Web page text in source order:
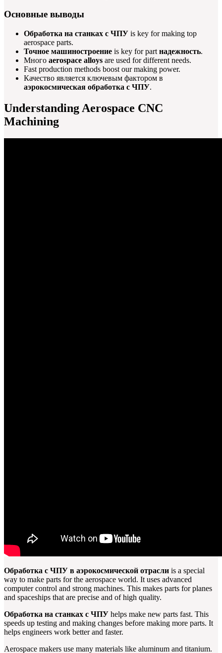
Основные выводы
Обработка на станках с ЧПУ is key for making top
aerospace parts.
Точное машиностроение is key for part надежность.
Много aerospace alloys are used for different needs.
Fast production methods boost our making power.
Качество является ключевым фактором в
аэрокосмическая обработка с ЧПУ.
Understanding Aerospace CNC
Machining
Обработка с ЧПУ в аэрокосмической отрасли is a special
way to make parts for the aerospace world. It uses advanced
computer control and strong machines. This makes parts for planes
and spaceships that are precise and of high quality.
Обработка на станках с ЧПУ helps make new parts fast. This
speeds up testing and making changes before making more parts. It
helps engineers work better and faster.
Aerospace makers use many materials like aluminum and titanium.